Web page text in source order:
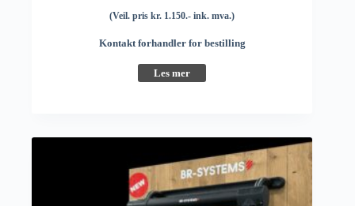
(Veil. pris kr. 1.150.- ink. mva.)
Kontakt forhandler for bestilling
Les mer